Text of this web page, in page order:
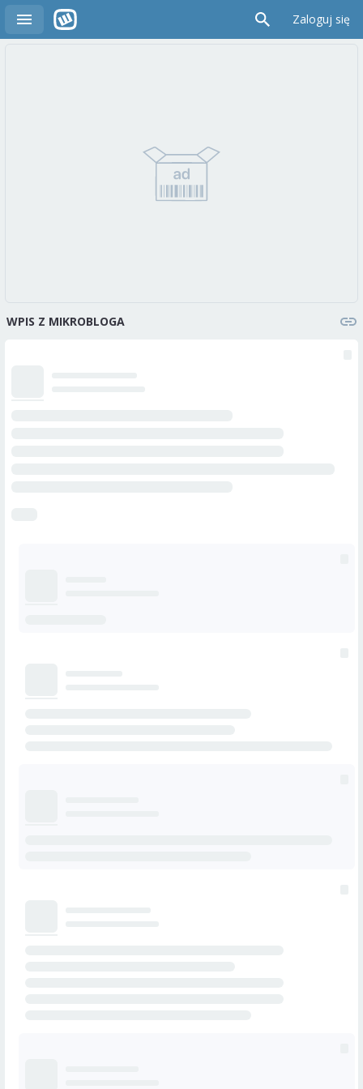
Zaloguj się
WPIS Z MIKROBLOGA